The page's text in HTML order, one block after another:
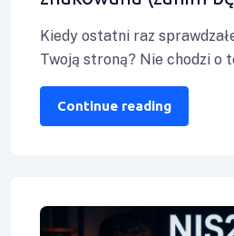
Kiedy ostatni raz
Twoją stroną? Nie chodzi o
poprawnie w przeglądarce,
Continue reading